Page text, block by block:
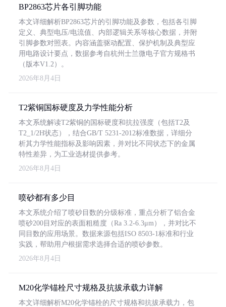
BP2863芯片各引脚功能
本文详细解析BP2863芯片的引脚功能及参数，包括各引脚
定义、典型电压/电流值、内部逻辑关系等核心数据，并附
引脚参数对照表。内容涵盖驱动配置、保护机制及典型应
用电路设计要点，数据参考自杭州士兰微电子官方规格书
（版本V1.2）。
2026年8月4日
T2紫铜国标硬度及力学性能分析
本文系统解读T2紫铜的国标硬度和抗拉强度（包括T2及
T2_1/2H状态），结合GB/T 5231-2012标准数据，详细分
析其力学性能指标及影响因素，并对比不同状态下的金属
特性差异，为工业选材提供参考。
2026年8月4日
喷砂都有多少目
本文系统介绍了喷砂目数的分级标准，重点分析了铝合金
喷砂200目对应的表面粗糙度（Ra 3.2-6.3μm），并对比不
同目数的应用场景。数据来源包括ISO 8503-1标准和行业
实践，帮助用户根据需求选择合适的喷砂参数。
2026年8月4日
M20化学锚栓尺寸规格及抗拔承载力详解
本文详细解析M20化学锚栓的尺寸规格和抗拔承载力，包